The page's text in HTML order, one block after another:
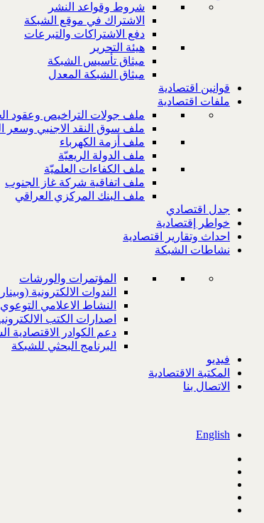
شروط وقواعد النشر
الاشتراك في موقع الشبكة
دفع الاشتراكات والتبرعات
هيئة التحرير
ميثاق تأسيس الشبكة
ميثاق الشبكة المعدل
قوانين اقتصادية
ملفات اقتصادية
ملف جولات التراخيص وعقود
ملف سوق النقد الاجنبي وسعر
ملف أزمة الكهرباء
ملف الدولة الريعيّة
ملف الكفاءات العلميّة
ملف اتفاقية شركة غاز الجنوب
ملف البنك المركزي العراقي
جدل اقتصادي
خواطر إقتصادية
احداث وتقارير اقتصادية
نشاطات الشبكة
المؤتمرات والورشات
الندوات الالكترونية
النشاط الاعلامي التوعوي
اصدارات الكتب
دعم الكوادر الاقتصادية
البرنامج البحثي للشبكة
فيديو
المكتبة الاقتصادية
الاتصال بنا
English